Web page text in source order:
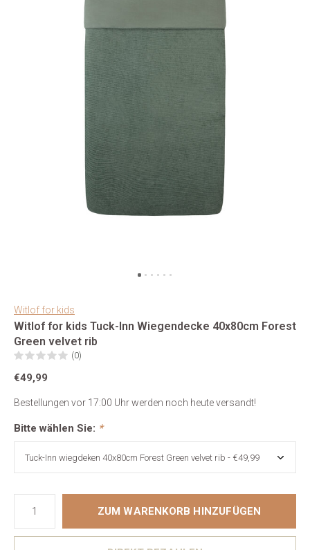
Witlof for kids
Witlof for kids Tuck-Inn Wiegendecke 40x80cm Forest
Green velvet rib
(0)
€49,99
Bestellungen vor 17:00 Uhr werden noch heute versandt!
Bitte wählen Sie: *
ZUM WARENKORB HINZUFÜGEN